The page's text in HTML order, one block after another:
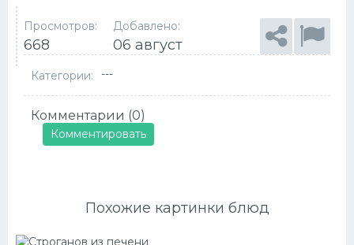
Просмотров:
668
Добавлено:
06 август
Категории: ---
Комментарии (0)
Комментировать
Похожие картинки блюд